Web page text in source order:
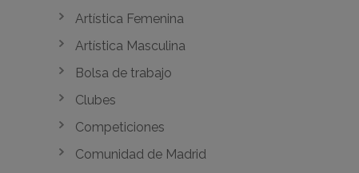
Artística Femenina
Artística Masculina
Bolsa de trabajo
Clubes
Competiciones
Comunidad de Madrid